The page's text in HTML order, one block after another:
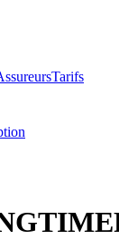
Tarifs